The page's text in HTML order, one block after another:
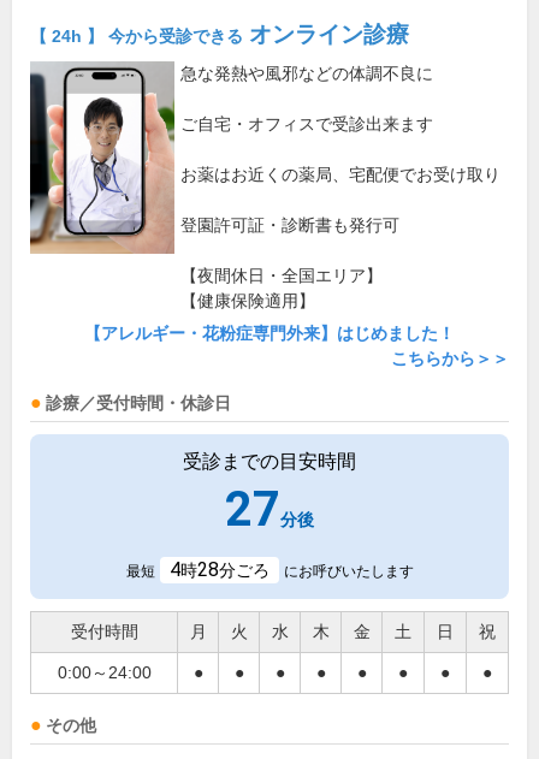
【 24h 】 今から受診できる オンライン診療
急な発熱や風邪などの体調不良に
ご自宅・オフィスで受診出来ます
お薬はお近くの薬局、宅配便でお受け取り
登園許可証・診断書も発行可
【夜間休日・全国エリア】
【健康保険適用】
【アレルギー・花粉症専門外来】はじめました！
こちらから＞＞
診療／受付時間・休診日
受診までの目安時間
27分後
最短 4時28分ごろ にお呼びいたします
受付時間 月 火 水 木 金 土 日 祝
0:00～24:00 ● ● ● ● ● ● ● ●
その他